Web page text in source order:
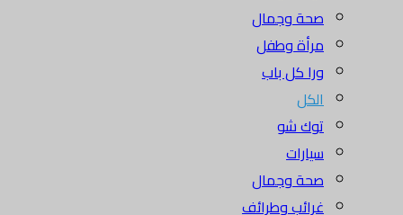
صحة وجمال
مرأة وطفل
ورا كل باب
الكل
توك شو
سيارات
صحة وجمال
غرائب وطرائف